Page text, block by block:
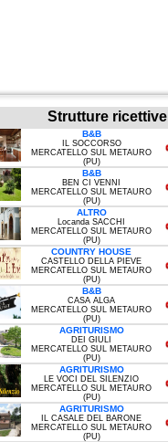
Strutture ricettive
B&B
IL SOCCORSO
MERCATELLO SUL METAURO
(PU)
B&B
BEN CI VENNI
MERCATELLO SUL METAURO
(PU)
ALTRO
Locanda SACCHI
MERCATELLO SUL METAURO
(PU)
COUNTRY HOUSE
CASTELLO DELLA PIEVE
MERCATELLO SUL METAURO
(PU)
B&B
CASA ALGA
MERCATELLO SUL METAURO
(PU)
AGRITURISMO
DEI GIULI
MERCATELLO SUL METAURO
(PU)
AGRITURISMO
LE VOCI DEL SILENZIO
MERCATELLO SUL METAURO
(PU)
AGRITURISMO
IL CASALE DEL BARONE
MERCATELLO SUL METAURO
(PU)